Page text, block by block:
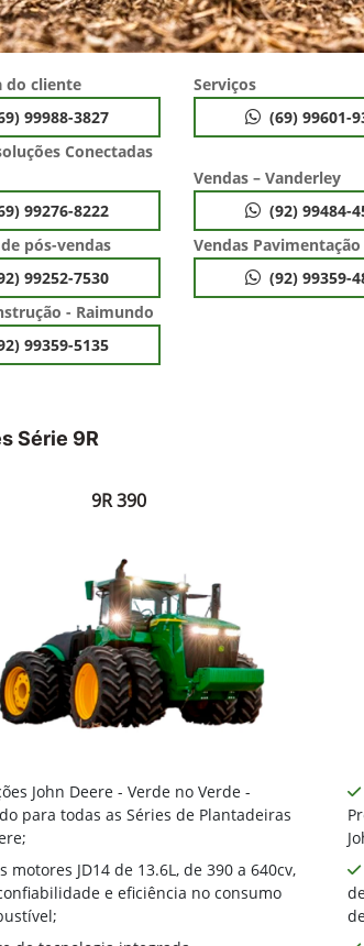
do cliente
99988-3827
Serviços
(69) 99601-
Conectadas
99276-8222
Vendas – Vanderley
(92) 99484-
pós-vendas
99252-7530
Vendas
(92) 99359-
- Raimundo
99359-5135
Série 9R
9R 390
John Deere - Verde no Verde -
para todas as Séries de Plantadeiras
motores JD14 de 13.6L, de 390 a 640cv,
e eficiência no consumo